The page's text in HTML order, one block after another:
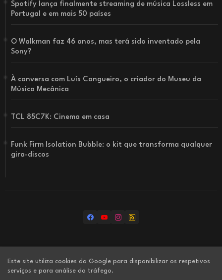
Spotify lança finalmente streaming de música Lossless em
Portugal e em mais 50 países
O Walkman faz 46 anos, mas terá sido inventado pela
Sony?
À conversa com Luís Cangueiro, o criador do Museu da
Música Mecânica
TCL 85C7K: Cinema em casa
Funk Firm Isolation Bubble: o kit que transforma qualquer
gira-discos
Home Os nossos canais
Sobre nós
Ficha técnica
Contacte-nos
Este site utiliza cookies da Google para disponibilizar os respetivos
serviços e para análise do tráfego.